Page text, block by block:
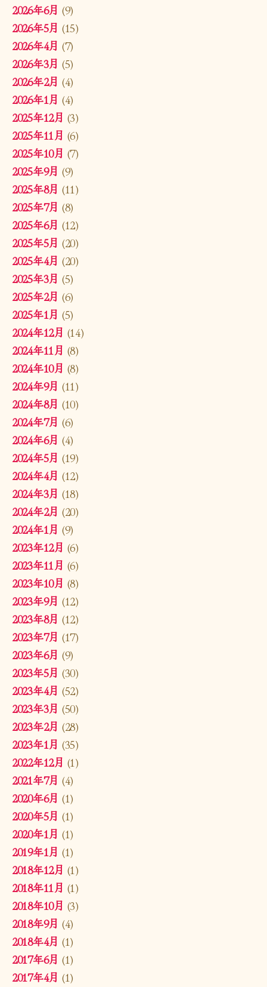
2026年6月 (9)
2026年5月 (15)
2026年4月 (7)
2026年3月 (5)
2026年2月 (4)
2026年1月 (4)
2025年12月 (3)
2025年11月 (6)
2025年10月 (7)
2025年9月 (9)
2025年8月 (11)
2025年7月 (8)
2025年6月 (12)
2025年5月 (20)
2025年4月 (20)
2025年3月 (5)
2025年2月 (6)
2025年1月 (5)
2024年12月 (14)
2024年11月 (8)
2024年10月 (8)
2024年9月 (11)
2024年8月 (10)
2024年7月 (6)
2024年6月 (4)
2024年5月 (19)
2024年4月 (12)
2024年3月 (18)
2024年2月 (20)
2024年1月 (9)
2023年12月 (6)
2023年11月 (6)
2023年10月 (8)
2023年9月 (12)
2023年8月 (12)
2023年7月 (17)
2023年6月 (9)
2023年5月 (30)
2023年4月 (52)
2023年3月 (50)
2023年2月 (28)
2023年1月 (35)
2022年12月 (1)
2021年7月 (4)
2020年6月 (1)
2020年5月 (1)
2020年1月 (1)
2019年1月 (1)
2018年12月 (1)
2018年11月 (1)
2018年10月 (3)
2018年9月 (4)
2018年4月 (1)
2017年6月 (1)
2017年4月 (1)